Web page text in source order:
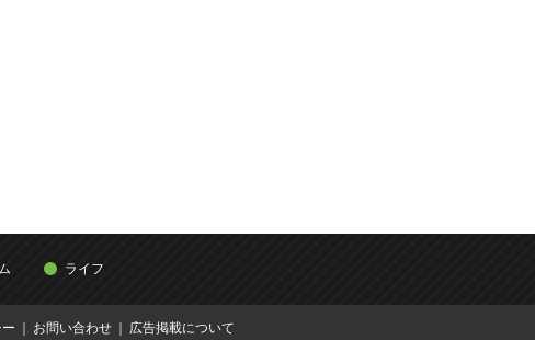
ライフ
お問い合わせ 広告掲載について